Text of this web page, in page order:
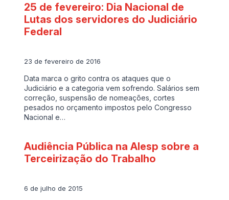
25 de fevereiro: Dia Nacional de
Lutas dos servidores do Judiciário
Federal
23 de fevereiro de 2016
Data marca o grito contra os ataques que o
Judiciário e a categoria vem sofrendo. Salários sem
correção, suspensão de nomeações, cortes
pesados no orçamento impostos pelo Congresso
Nacional e…
Audiência Pública na Alesp sobre a
Terceirização do Trabalho
6 de julho de 2015